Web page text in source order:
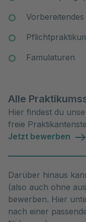
Famulaturen
Alle
Hier findest du
freie
Jetzt bewerben
Darüber hinaus
(also auch ohne
bewerben. Hier
nach einer